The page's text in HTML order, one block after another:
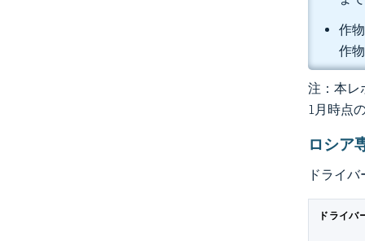
作
作
注：本レ
1月時点
ロシア
ドライ
ドライバ